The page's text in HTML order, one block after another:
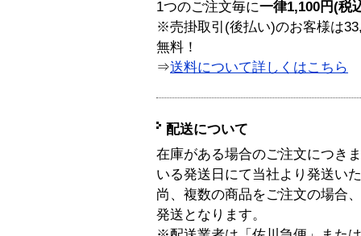
1つのご注文毎に一律1,100円(税
※売掛取引(後払い)のお客様は
無料！
⇒送料について詳しくはこちら
配送について
在庫がある場合のご注文につき
いる発送日にて当社より発送い
尚、複数の商品をご注文の場合
発送となります。